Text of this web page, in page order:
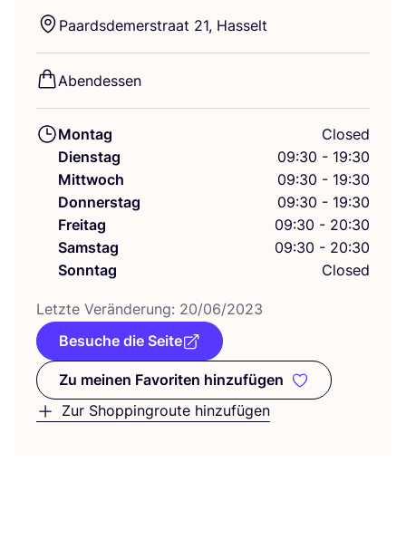
Paards­de­mer­stra­at 21, Hasselt
Abend­essen
Montag
Closed
Dienstag
09:30 - 19:30
Mittwoch
09:30 - 19:30
Donnerstag
09:30 - 19:30
Freitag
09:30 - 20:30
Samstag
09:30 - 20:30
Sonntag
Closed
Letz­te Ver­än­de­rung: 20/06/2023
Besuche die Seite
Zu meinen Favoriten hinzufügen
Zu meinen Favoriten
Zur Shoppingroute hinzufügen